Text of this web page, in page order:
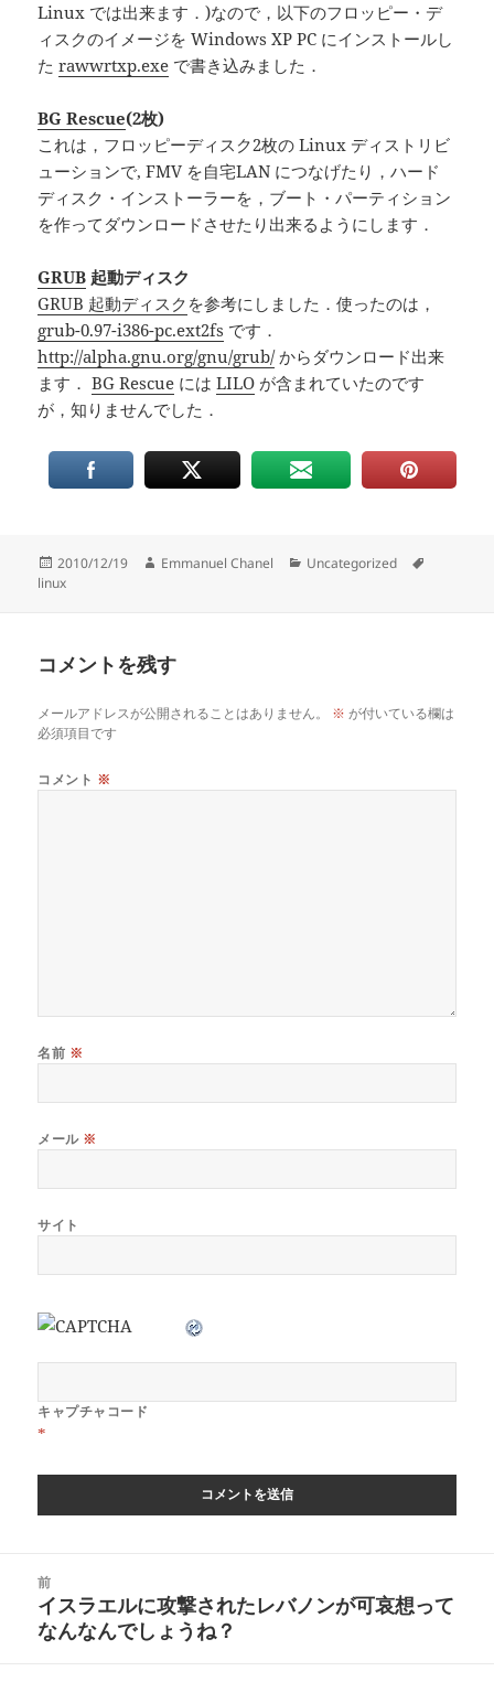
Linux では出来ます．)なので，以下のフロッピー・デ
ィスクのイメージを Windows XP PC にインストールし
たrawwrtxp.exe で書き込みました．
BG Rescue(2枚)
これは，フロッピーディスク2枚の Linux ディストリビ
ューションで, FMV を自宅LAN につなげたり，ハード
ディスク・インストーラーを，ブート・パーティション
を作ってダウンロードさせたり出来るようにします．
GRUB 起動ディスク
GRUB 起動ディスク を参考にしました．使ったのは，
grub-0.97-i386-pc.ext2fs です．
http://alpha.gnu.org/gnu/grub/からダウンロード出来
ます．BG Rescue にはLILO が含まれていたのです
が，知りませんでした．
投
稿
2010/12/19
作
Emmanuel Chanel
カ
Uncategorized
linux
コメントを残す
メールアドレスが公開されることはありません。 ※ が付いている欄は
必須項目です
コメント ※
名前 ※
メール ※
サイト
キャプチャコード
*
前
前
の
イスラエルに攻撃されたレバノンが可哀想って
なんなんでしょうね？